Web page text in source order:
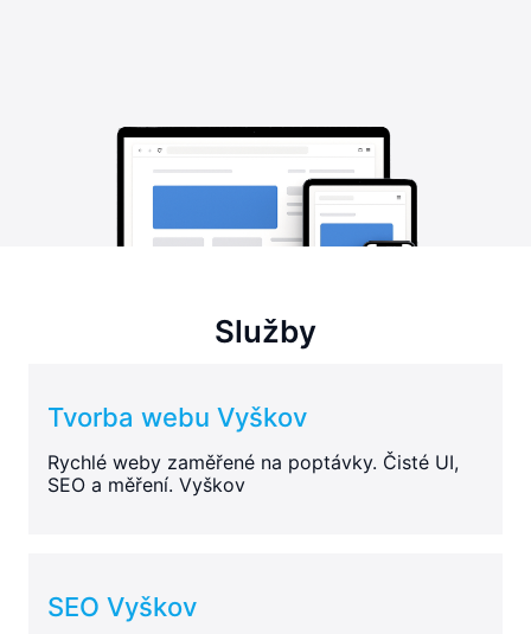
Služby
Tvorba webu Vyškov
Rychlé weby zaměřené na poptávky. Čisté UI,
SEO a měření. Vyškov
SEO Vyškov